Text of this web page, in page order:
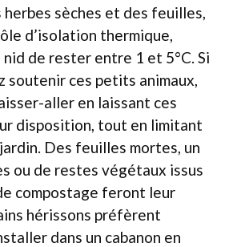
herbes sèches et des feuilles,
d’isolation thermique,
de rester entre 1 et 5°C. Si
soutenir ces petits animaux,
aller en laissant ces
disposition, tout en limitant
Des feuilles mortes, un
ou de restes végétaux issus
compostage feront leur
hérissons préfèrent
dans un cabanon en